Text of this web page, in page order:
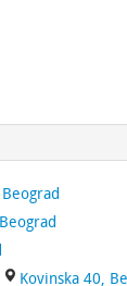
Kovinska 40,